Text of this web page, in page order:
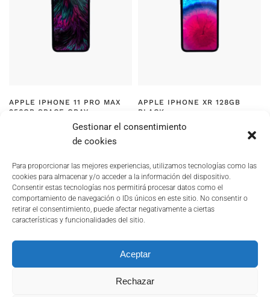
Gestionar el consentimiento
de cookies
Para proporcionar las mejores experiencias, utilizamos tecnologías como las
cookies para almacenar y/o acceder a la información del dispositivo.
Consentir estas tecnologías nos permitirá procesar datos como el
comportamiento de navegación o IDs únicos en este sitio. No consentir o
retirar el consentimiento, puede afectar negativamente a ciertas
características y funcionalidades del sitio.
Aceptar
Rechazar
APPLE IPHONE 11 PRO MAX
256GB SPACE GRAY
€RANGO
DE
PRECIOS:
59,90€
HASTA
503,20€
/ MONTH
APPLE IPHONE XR 128GB
BLACK
59,90€ – 503,20
59,90€
HASTA
503,20€
POLÍTICA DE PRIVACIDAD COOKIES
DOCUMENTACIÓN DE INTERÉS